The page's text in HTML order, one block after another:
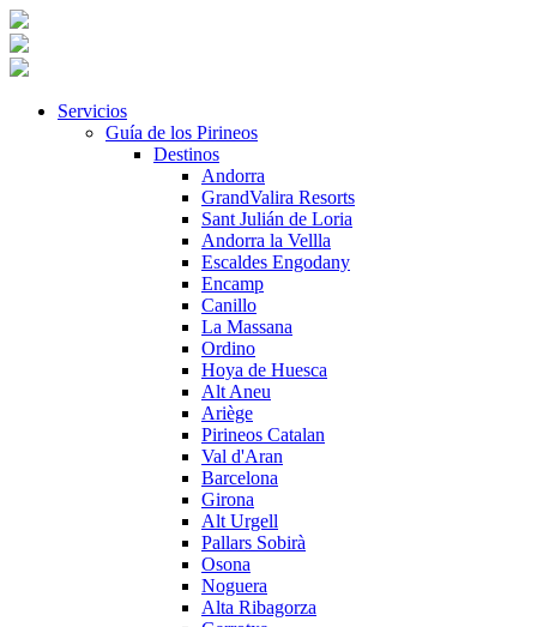
Servicios
Guía de los Pirineos
Destinos
Andorra
GrandValira Resorts
Sant Julián de Loria
Andorra la Vellla
Escaldes Engodany
Encamp
Canillo
La Massana
Ordino
Hoya de Huesca
Alt Aneu
Ariège
Pirineos Catalan
Val d'Aran
Barcelona
Girona
Alt Urgell
Pallars Sobirà
Osona
Noguera
Alta Ribagorza